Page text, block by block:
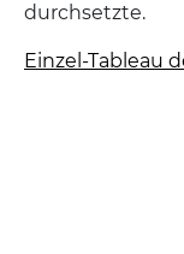
durchsetzte.
Einzel-Tableau